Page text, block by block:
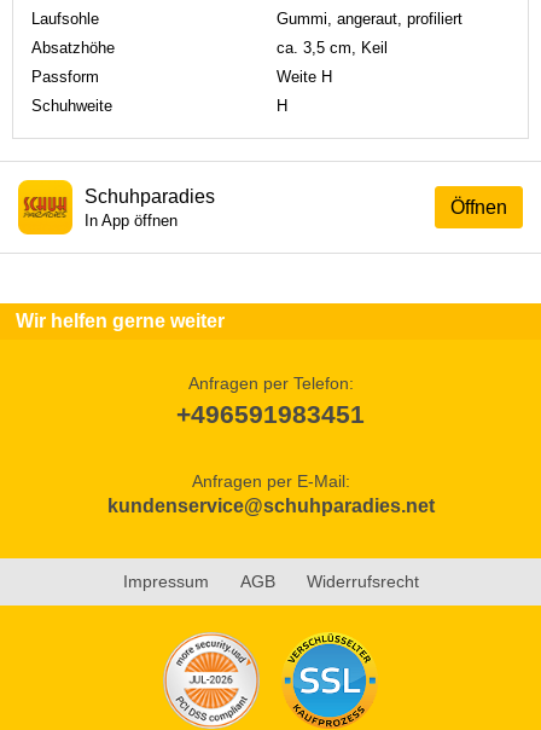
Laufsohle
Gummi, angeraut, profiliert
Absatzhöhe
ca. 3,5 cm, Keil
Passform
Weite H
Schuhweite
H
Öffnen
Schuhparadies
In App öffnen
Wir helfen gerne weiter
Anfragen per Telefon:
+496591983451
Anfragen per E-Mail:
kundenservice@schuhparadies.net
Impressum AGB Widerrufsrecht